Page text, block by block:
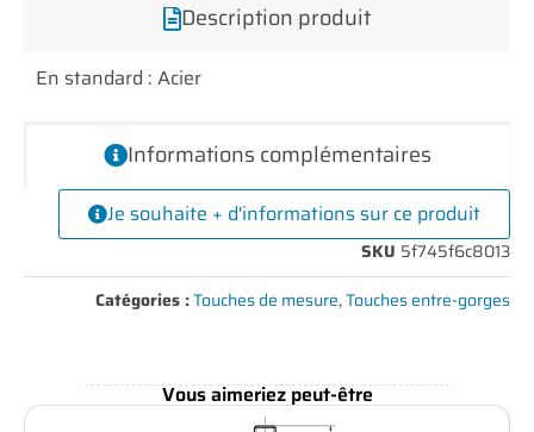
Description produit
Informations complémentaires
En standard : Acier
Je souhaite + d'informations sur ce produit
SKU 5f745f6c8013
Catégories :Touches de mesure,Touches entre-gorges
Vous aimeriez peut-être